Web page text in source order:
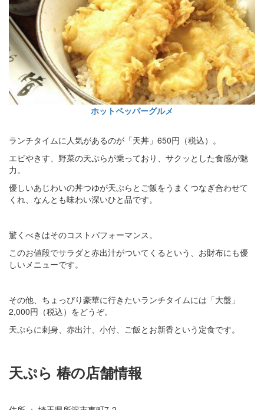
ホットペッパーグルメ
ランチタイムに人気があるのが「天丼」650円（税込）。
エビやきす、野菜の天ぷらが乗っており、サクッとした食感が魅
力。
優しいあじわいの丼つゆが天ぷらとご飯をうまくつなぎ合わせて
くれ、なんとも味わい深いひと品です。
驚くべきはそのコストパフォーマンス。
このお値段でサラダと赤出汁がついてくるという、お財布にも優
しいメニューです。
その他、ちょっぴり豪華に行きたいランチタイムには「大盤」
2,000円（税込）をどうぞ。
天ぷらに刺身、赤出汁、小付、ご飯とお新香という定食です。
天ぷら 椿の店舗情報